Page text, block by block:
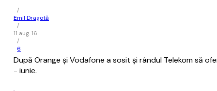
/
Emil Dragotă
/
11 aug. 16
/
6
După Orange și Vodafone a sosit și rândul Telekom să
- iunie.